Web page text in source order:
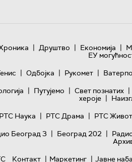
| Друштво | Економија |
ЕУ
| Одбојка | Рукомет |
| Путујемо | Свет познатих |
хероје |
РТС Наука | РТС Драма | РТС Живот
Београд 3 | Београд 202 |
Контакт | Маркетинг | Јавне